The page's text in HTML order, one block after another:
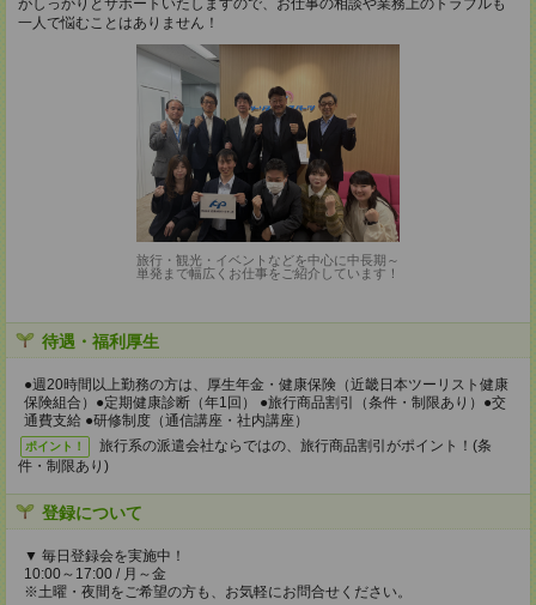
がしっかりとサポートいたしますので、お仕事の相談や業務上のトラブルも
一人で悩むことはありません！
旅行・観光・イベントなどを中心に中長期～
単発まで幅広くお仕事をご紹介しています！
待遇・福利厚生
●週20時間以上勤務の方は、厚生年金・健康保険（近畿日本ツーリスト健康
保険組合）●定期健康診断（年1回） ●旅行商品割引（条件・制限あり）●交
通費支給 ●研修制度（通信講座・社内講座）
ポイント！
旅行系の派遣会社ならではの、旅行商品割引がポイント！(条
件・制限あり)
登録について
▼ 毎日登録会を実施中！
10:00～17:00 / 月～金
※土曜・夜間をご希望の方も、お気軽にお問合せください。